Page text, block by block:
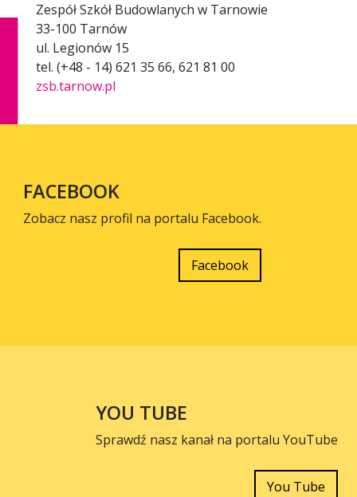
Zespół Szkół Budowlanych w Tarnowie
33-100 Tarnów
ul. Legionów 15
tel. (+48 - 14) 621 35 66, 621 81 00
zsb.tarnow.pl
FACEBOOK
Zobacz nasz profil na portalu Facebook.
Facebook
YOU TUBE
Sprawdź nasz kanał na portalu YouTube
You Tube